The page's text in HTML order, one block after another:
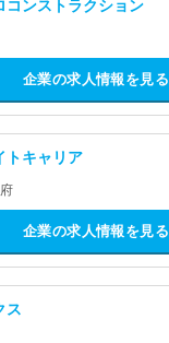
コンストラクション
企業の求人情報を見る
トキャリア
企業の求人情報を見る
ス